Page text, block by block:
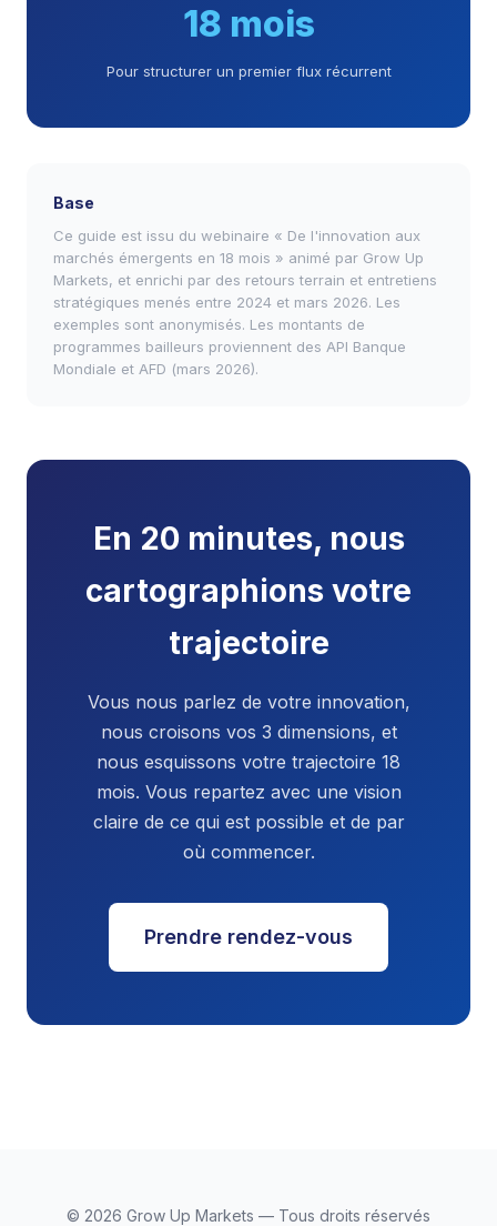
18 mois
Pour structurer un premier flux récurrent
Base
Ce guide est issu du webinaire « De l'innovation aux
marchés émergents en 18 mois » animé par Grow Up
Markets, et enrichi par des retours terrain et entretiens
stratégiques menés entre 2024 et mars 2026. Les
exemples sont anonymisés. Les montants de
programmes bailleurs proviennent des API Banque
Mondiale et AFD (mars 2026).
En 20 minutes, nous
cartographions votre
trajectoire
Vous nous parlez de votre innovation,
nous croisons vos 3 dimensions, et
nous esquissons votre trajectoire 18
mois. Vous repartez avec une vision
claire de ce qui est possible et de par
où commencer.
Prendre rendez-vous
© 2026 Grow Up Markets — Tous droits réservés